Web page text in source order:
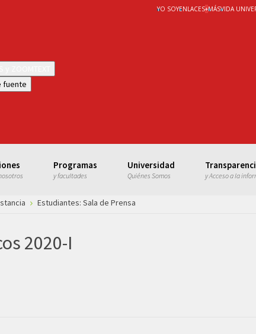
fuente
YO SOYENLACES+MÁSVIDA
Programas
y facultades
Universidad
Quiénes Somos y Acceso a la
Estudiantes: Sala de Prensa
2020-I